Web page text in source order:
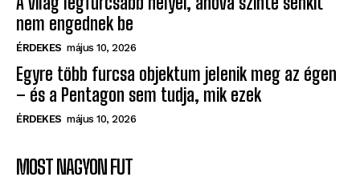
nem engednek be
ÉRDEKES május 10, 2026
Egyre több furcsa objektum jelenik meg az égen
– és a Pentagon sem tudja, mik ezek
ÉRDEKES május 10, 2026
MOST NAGYON FUT